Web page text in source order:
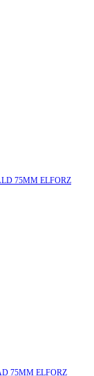
75MM ELFORZ
75MM ELFORZ